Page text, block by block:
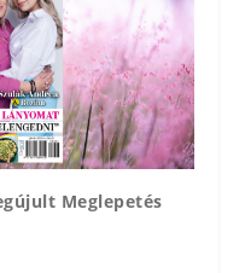
Meglepetés